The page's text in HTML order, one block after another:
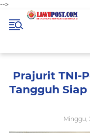
-->
Prajurit TNI-
Tangguh
Minggu,